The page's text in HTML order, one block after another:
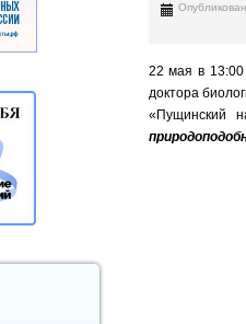
22 мая в 13:00
доктора
«Пущинский